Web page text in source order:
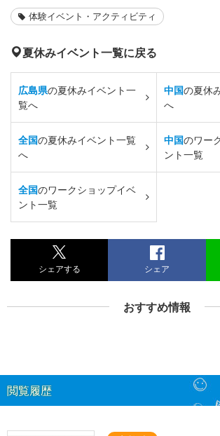
体験イベント・アクティビティ
夏休みイベント一覧に戻る
広島県の夏休みイベント一
覧へ
中国の夏休
へ
全国の夏休みイベント一覧
へ
中国のワー
ント一覧
全国のワークショップイベ
ント一覧
シェアする シェア
おすすめ情報
閲覧履歴